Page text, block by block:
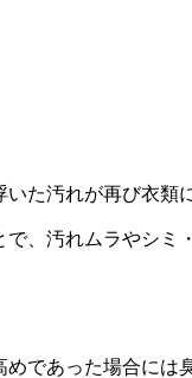
た汚れが再び衣類
、汚れムラやシミ
であった場合には